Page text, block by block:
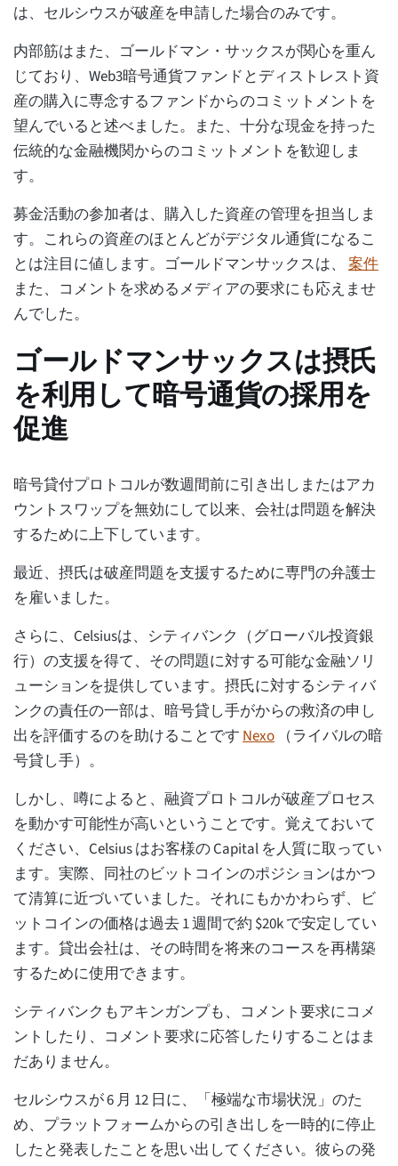
は、セルシウスが破産を申請した場合のみです。
内部筋はまた、ゴールドマン・サックスが関心を重ん
じており、Web3暗号通貨ファンドとディストレスト資
産の購入に専念するファンドからのコミットメントを
望んでいると述べました。また、十分な現金を持った
伝統的な金融機関からのコミットメントを歓迎しま
す。
募金活動の参加者は、購入した資産の管理を担当しま
す。これらの資産のほとんどがデジタル通貨になるこ
とは注目に値します。ゴールドマンサックスは、 案件
また、コメントを求めるメディアの要求にも応えませ
んでした。
ゴールドマンサックスは摂氏
を利用して暗号通貨の採用を
促進
暗号貸付プロトコルが数週間前に引き出しまたはアカ
ウントスワップを無効にして以来、会社は問題を解決
するために上下しています。
最近、摂氏は破産問題を支援するために専門の弁護士
を雇いました。
さらに、Celsiusは、シティバンク（グローバル投資銀
行）の支援を得て、その問題に対する可能な金融ソリ
ューションを提供しています。摂氏に対するシティバ
ンクの責任の一部は、暗号貸し手がからの救済の申し
出を評価するのを助けることです Nexo （ライバルの暗
号貸し手）。
しかし、噂によると、融資プロトコルが破産プロセス
を動かす可能性が高いということです。覚えておいて
ください、Celsius はお客様の Capital を人質に取ってい
ます。実際、同社のビットコインのポジションはかつ
て清算に近づいていました。それにもかかわらず、ビ
ットコインの価格は過去 1 週間で約 $20k で安定してい
ます。貸出会社は、その時間を将来のコースを再構築
するために使用できます。
シティバンクもアキンガンプも、コメント要求にコメ
ントしたり、コメント要求に応答したりすることはま
だありません。
セルシウスが 6 月 12 日に、「極端な市場状況」のた
め、プラットフォームからの引き出しを一時的に停止
したと発表したことを思い出してください。彼らの発